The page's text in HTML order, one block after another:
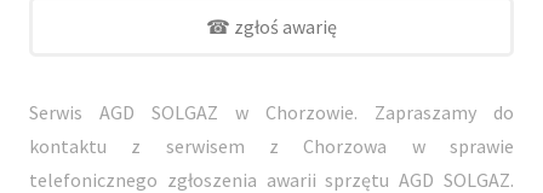
☎ zgłoś awarię
Serwis AGD SOLGAZ w Chorzowie. Zapraszamy do
kontaktu z serwisem z Chorzowa w sprawie
telefonicznego zgłoszenia awarii sprzętu AGD SOLGAZ.